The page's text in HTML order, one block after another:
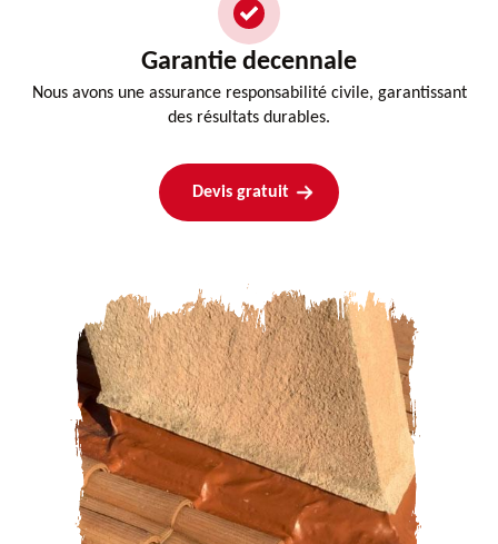
Garantie decennale
Nous avons une assurance responsabilité civile, garantissant
des résultats durables.
Devis gratuit